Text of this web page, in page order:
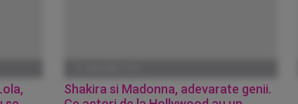
Shakira si Madonna, adevarate genii.